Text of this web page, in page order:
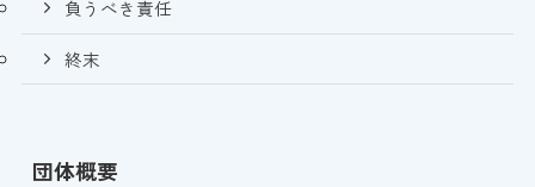
負うべき責任
終末
団体概要